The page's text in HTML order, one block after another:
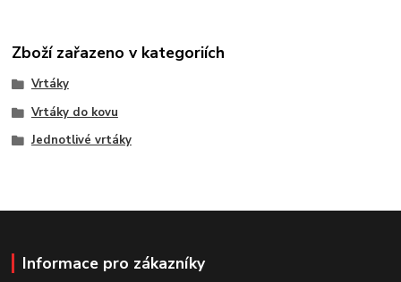
Zboží zařazeno v kategoriích
Vrtáky
Vrtáky do kovu
Jednotlivé vrtáky
Informace pro zákazníky